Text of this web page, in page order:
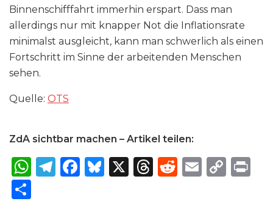
Binnenschifffahrt immerhin erspart. Dass man
allerdings nur mit knapper Not die Inflationsrate
minimalst ausgleicht, kann man schwerlich als einen
Fortschritt im Sinne der arbeitenden Menschen
sehen.
Quelle: OTS
ZdA sichtbar machen – Artikel teilen:
W T
F
B X
T
R
E
C